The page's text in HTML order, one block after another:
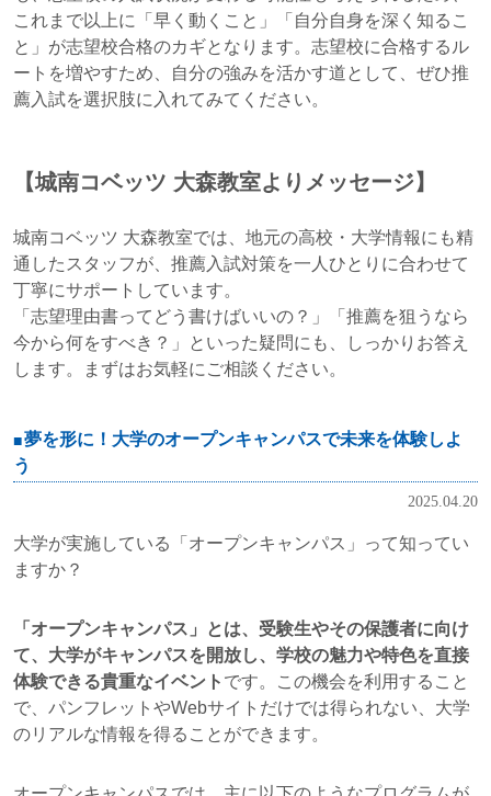
これまで以上に「早く動くこと」「自分自身を深く知るこ
と」が志望校合格のカギとなります。志望校に合格するル
ートを増やすため、自分の強みを活かす道として、ぜひ推
薦入試を選択肢に入れてみてください。
【城南コベッツ 大森教室よりメッセージ】
城南コベッツ 大森教室では、地元の高校・大学情報にも精
通したスタッフが、推薦入試対策を一人ひとりに合わせて
丁寧にサポートしています。
「志望理由書ってどう書けばいいの？」「推薦を狙うなら
今から何をすべき？」といった疑問にも、しっかりお答え
します。まずはお気軽にご相談ください。
夢を形に！大学のオープンキャンパスで未来を体験しよ
う
2025.04.20
大学が実施している「オープンキャンパス」って知ってい
ますか？
「オープンキャンパス」とは、受験生やその保護者に向け
て、大学がキャンパスを開放し、学校の魅力や特色を直接
体験できる貴重なイベント です。この機会を利用すること
で、パンフレットやWebサイトだけでは得られない、大学
のリアルな情報を得ることができます。